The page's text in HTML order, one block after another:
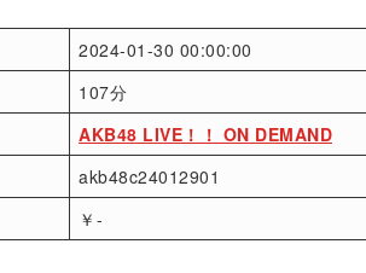
2024-01-30 00:00:00
107分
AKB48 LIVE！！ ON DEMAND
akb48c24012901
￥-